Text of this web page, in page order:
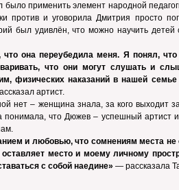
применить элемент народной
против и уговорила Дмитрия просто
был удивлён, что можно научить детей
она переубедила меня. Я понял,
что они могут слушать и
физических наказаний в нашей семье
артист.
нет – женщина знала, за кого выходит
что Дюжев – успешный артист и
и любовью, что сомнениям места не
место и моему личному
с собой наедине» — рассказала